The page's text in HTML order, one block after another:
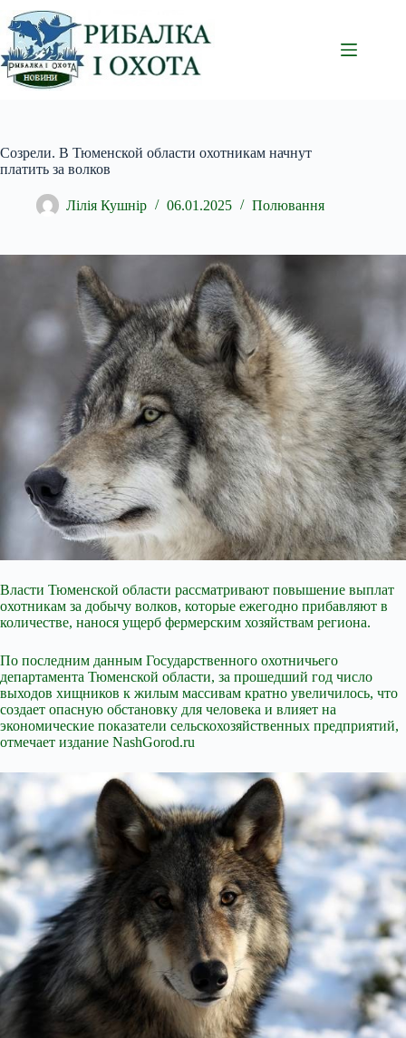
Перейти
до
вмісту
Созрели. В Тюменской области охотникам начнут
платить за волков
Лілія Кушнір 06.01.2025 Полювання
Власти Тюменской области рассматривают повышение выплат
охотникам за добычу волков, которые ежегодно прибавляют в
количестве, нанося ущерб фермерским хозяйствам региона.
По последним данным Государственного охотничьего
департамента Тюменской области, за прошедший год число
выходов хищников к жилым массивам кратно увеличилось, что
создает опасную обстановку для человека и влияет на
экономические показатели сельскохозяйственных предприятий,
отмечает издание NashGorod.ru